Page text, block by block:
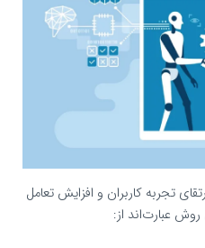
تجربه کاربران و افزایش تعامل
عبارت‌اند از: